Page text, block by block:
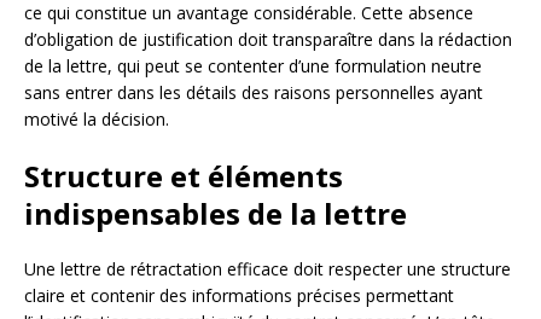
ce qui constitue un avantage considérable. Cette absence
d’obligation de justification doit transparaître dans la rédaction
de la lettre, qui peut se contenter d’une formulation neutre
sans entrer dans les détails des raisons personnelles ayant
motivé la décision.
Structure et éléments
indispensables de la lettre
Une lettre de rétractation efficace doit respecter une structure
claire et contenir des informations précises permettant